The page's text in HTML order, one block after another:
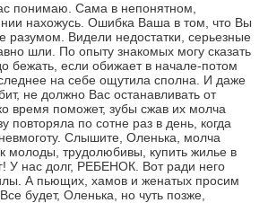
понимаю. Сама в непонятном,
нахожусь. Ошибка Ваша в том, что Вы
разумом. Видели недостатки, серьезные
шли. По опыту знакомых могу сказать
бежать, если обижает в начале-потом
на себе ощутила сполна. И даже
не должно Вас останавливать от
время поможет, зубы сжав их молча
повторяла по сотне раз в день, когда
Слышите, Оленька, молча
молоды, трудолюбивы, купить жилье в
У нас долг, РЕБЕНОК. Вот ради него
А пьющих, хамов и женатых просим
будет, Оленька, но чуть позже,